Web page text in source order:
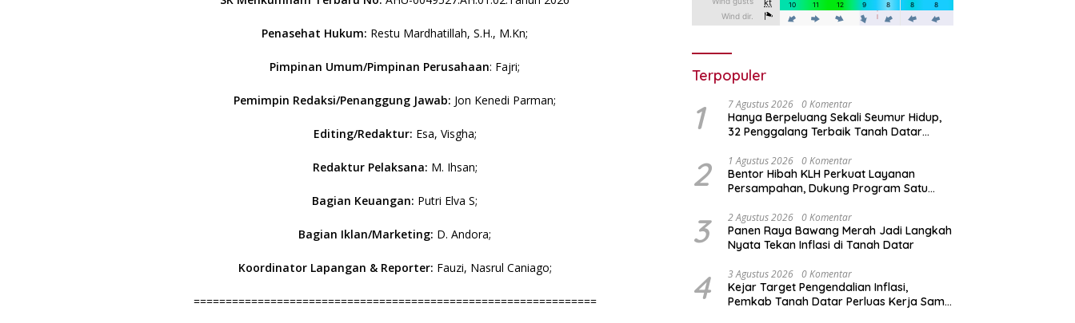
Penasehat Hukum: Restu Mardhatillah, S.H., M.Kn;
Pimpinan Umum/Pimpinan Perusahaan: Fajri;
Pemimpin Redaksi/Penanggung Jawab: Jon Kenedi Parman;
Editing/Redaktur: Esa, Visgha;
Redaktur Pelaksana: M. Ihsan;
Bagian Keuangan: Putri Elva S;
Bagian Iklan/Marketing: D. Andora;
Koordinator Lapangan & Reporter: Fauzi, Nasrul Caniago;
===============================================================
Terpopuler
1 7 Agustus 2026 0 Komentar
Hanya Berpeluang Sekali Seumur Hidup,
32 Penggalang Terbaik Tanah Datar
2 1 Agustus 2026 0 Komentar
Bentor Hibah KLH Perkuat Layanan
Persampahan, Dukung Program Satu
3 2 Agustus 2026 0 Komentar
Panen Raya Bawang Merah Jadi Langkah
Nyata Tekan Inflasi di Tanah Datar
4 3 Agustus 2026 0 Komentar
Kejar Target Pengendalian Inflasi,
Pemkab Tanah Datar Perluas Kerja Sama